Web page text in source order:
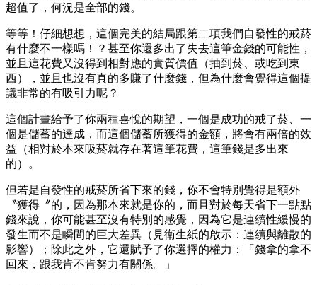
超值了，何況是全部的錢。
等等！仔細想想，這個完美的結局跟第二項我們自發性的戒菸
有什麼不一樣嗎！？甚至你還多出了失去這筆金錢的可能性，
並且這花費又沒得到相對應的實質價值（抽到菸、或吃到東
西），並且也沒有真的多賺了什麼錢，但為什麼會覺得這個提
議非常的有吸引力呢？
這個計畫給予了你兩種喜悅的期望，一個是成功的戒了菸、一
個是儲蓄的達成，而這個儲蓄所獲得的金額，將會有兩倍的效
益（相對於本來吸菸就存在著這筆花費，這筆錢是多出來
的）。
但若是自發性的戒菸所省下來的錢，你不會特別覺得是額外
〝獲得〞的，因為那本來就是你的，而且對於每天省下一點點
錢來說，你可能甚至沒有特別的感覺，因為它是連續性緩慢的
發生而不是瞬間的巨大差異（見衛生紙的啟示：連續與離散的
影響）；除此之外，它還賦予了你選擇的權力：「錢拿的拿不
回來，跟我肯不肯努力有關係。」